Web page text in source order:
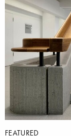
FEATURED